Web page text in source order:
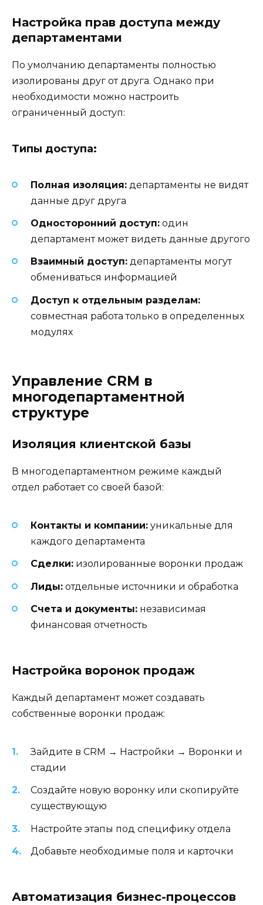
Настройка прав доступа между
департаментами
По умолчанию департаменты полностью
изолированы друг от друга. Однако при
необходимости можно настроить
ограниченный доступ:
Типы доступа:
Полная изоляция: департаменты не видят
данные друг друга
Односторонний доступ: один
департамент может видеть данные другого
Взаимный доступ: департаменты могут
обмениваться информацией
Доступ к отдельным разделам:
совместная работа только в определенных
модулях
Управление CRM в
многодепартаментной
структуре
Изоляция клиентской базы
В многодепартаментном режиме каждый
отдел работает со своей базой:
Контакты и компании: уникальные для
каждого департамента
Сделки: изолированные воронки продаж
Лиды: отдельные источники и обработка
Счета и документы: независимая
финансовая отчетность
Настройка воронок продаж
Каждый департамент может создавать
собственные воронки продаж:
Зайдите в CRM → Настройки → Воронки и
стадии
Создайте новую воронку или скопируйте
существующую
Настройте этапы под специфику отдела
Добавьте необходимые поля и карточки
Автоматизация бизнес-процессов